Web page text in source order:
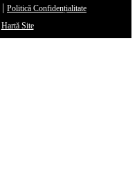
| Politică Confidențialitate
Hartă Site